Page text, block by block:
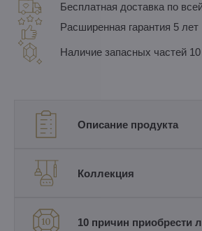
Бесплатная доставка по
Расширенная гарантия 5 лет
Наличие запасных частей
Описание продукта
Коллекция
10 причин приобрести